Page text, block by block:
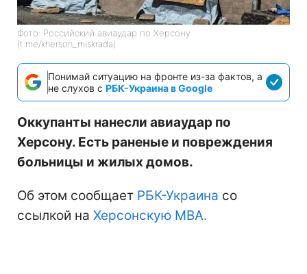
Фото: Российский авиаудар по Херсону
(t.me/kherson_miskrada)
Понимай ситуацию на фронте из-за фактов, а
не слухов с РБК-Украина в Google
Оккупанты нанесли авиаудар по
Херсону. Есть раненые и повреждения
больницы и жилых домов.
Об этом сообщает РБК-Украина со
ссылкой на Херсонскую МВА.